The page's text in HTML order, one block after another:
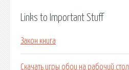
Links to Important Stuff
Закон книга
Скачать игры обои на рабочий стол